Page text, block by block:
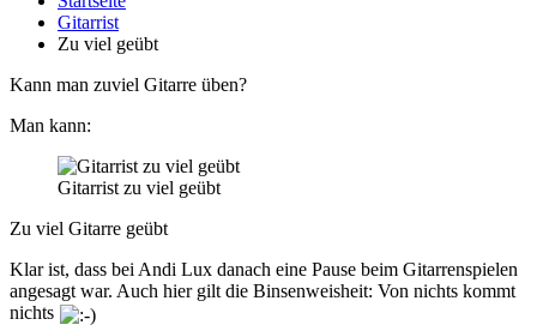
Gitarrist
Zu viel geübt
Kann man zuviel Gitarre üben?
Man kann:
Gitarrist zu viel geübt
Zu viel Gitarre geübt
Klar ist, dass bei Andi Lux danach eine Pause beim Gitarrenspielen
angesagt war. Auch hier gilt die Binsenweisheit: Von nichts kommt
nichts